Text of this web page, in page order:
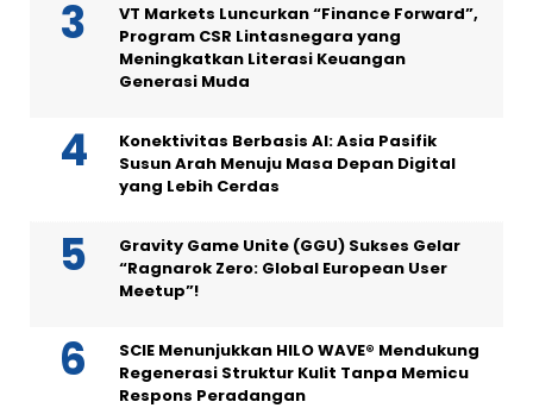
VT Markets Luncurkan “Finance Forward”,
Program CSR Lintasnegara yang
Meningkatkan Literasi Keuangan
Generasi Muda
Konektivitas Berbasis AI: Asia Pasifik
Susun Arah Menuju Masa Depan Digital
yang Lebih Cerdas
Gravity Game Unite (GGU) Sukses Gelar
“Ragnarok Zero: Global European User
Meetup”!
SCIE Menunjukkan HILO WAVE® Mendukung
Regenerasi Struktur Kulit Tanpa Memicu
Respons Peradangan